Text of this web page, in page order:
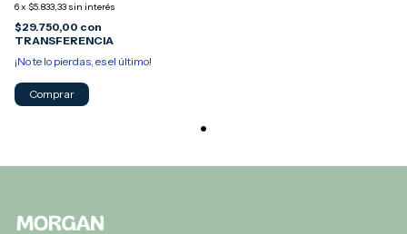
6x $5.833,33 sin interés
$29.750,00 con
TRANSFERENCIA
¡No te lo pierdas, es el último!
Comprar